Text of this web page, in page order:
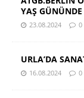
YAŞ
23.08.2024 0
URLA’DA
16.08.2024 0